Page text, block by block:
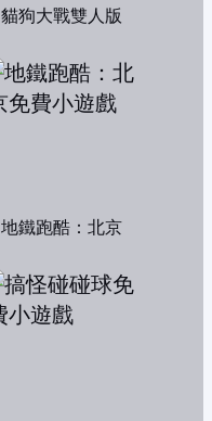
貓狗大戰雙人版
地鐵跑酷：北京